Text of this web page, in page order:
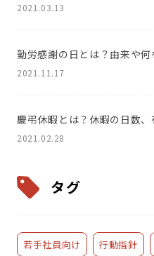
2021.03.13
勤労感謝の日とは？由来や
2021.11.17
慶弔休暇とは？休暇の日数
2021.02.28
タグ
若手社員向け 行動指針